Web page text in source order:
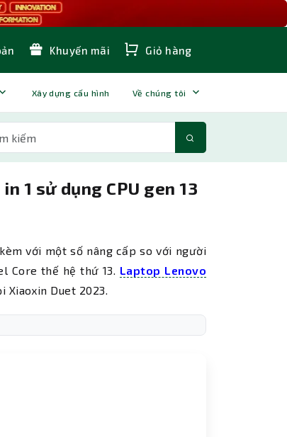
Khuyến mãi Giỏ hàng
Xây dựng cấu hình Về chúng tôi
1 sử dụng CPU gen 13
với một số nâng cấp so với người
Core thế hệ thứ 13. Laptop Lenovo
Xiaoxin Duet 2023.